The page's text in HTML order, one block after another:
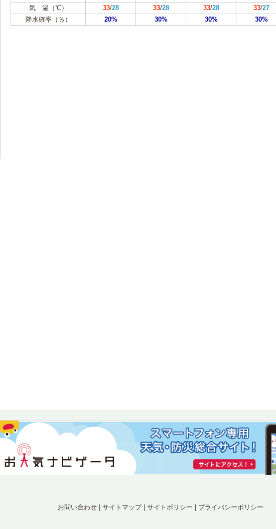
気 温（℃） 33/28 33/28 33/28 33/27
降水確率（％）
20% 30% 30% 30%
お問い合わせ サイトマップ| サイトポリシー
プライバシーポリシー